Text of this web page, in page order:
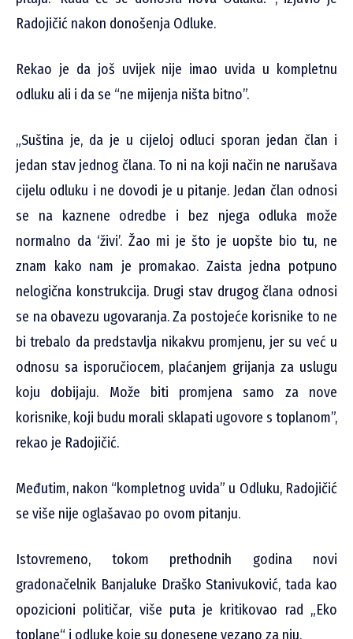
Radojičić nakon donošenja Odluke.
Rekao je da još uvijek nije imao uvida u kompletnu
odluku ali i da se “ne mijenja ništa bitno”.
„Suština je, da je u cijeloj odluci sporan jedan član i
jedan stav jednog člana. To ni na koji način ne narušava
cijelu odluku i ne dovodi je u pitanje. Jedan član odnosi
se na kaznene odredbe i bez njega odluka može
normalno da ‘živi’. Žao mi je što je uopšte bio tu, ne
znam kako nam je promakao. Zaista jedna potpuno
nelogična konstrukcija. Drugi stav drugog člana odnosi
se na obavezu ugovaranja. Za postojeće korisnike to ne
bi trebalo da predstavlja nikakvu promjenu, jer su već u
odnosu sa isporučiocem, plaćanjem grijanja za uslugu
koju dobijaju. Može biti promjena samo za nove
korisnike, koji budu morali sklapati ugovore s toplanom”,
rekao je Radojičić.
Međutim, nakon “kompletnog uvida” u Odluku, Radojičić
se više nije oglašavao po ovom pitanju.
Istovremeno, tokom prethodnih godina novi
gradonačelnik Banjaluke Draško Stanivuković, tada kao
opozicioni političar, više puta je kritikovao rad „Eko
toplane“ i odluke koje su donesene vezano za nju.